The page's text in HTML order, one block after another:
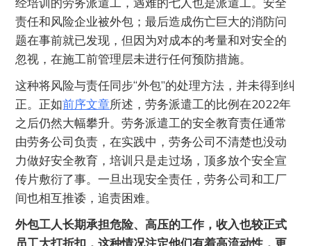
责任和风险企业被外包；最后造成伤亡巨大的消防问
题在事前就已发现，但因为对成本的考量和对安全的
忽视，在施工前管理层未进行任何预防措施。
这种将风险与责任同步“外包”的处理方法，并未得到纠
正。正如前序文章所述，劳务派遣工的比例在2022年
之后仍然大幅攀升。劳务派遣工的安全教育责任通常
由劳务公司负责，在实践中，劳务公司不清楚也没动
力做好安全教育，培训只是走过场，顶多放个安全宣
传片敷衍了事。一旦出现安全责任，劳务公司和工厂
间也相互推诿，追责困难。
外包工人长期承担危险、高压的工作，收入也较正式
员工大打折扣，这种情况注定他们有着高流动性，更